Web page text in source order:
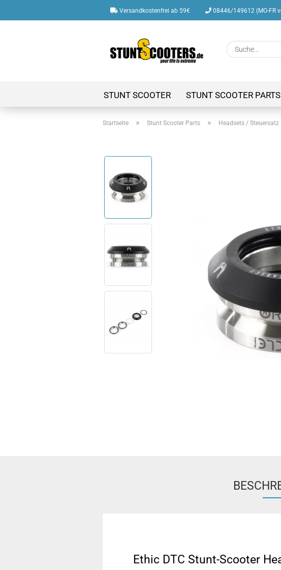
Versandkostenfrei ab 59€ 08446/149612 (MO-FR
STUNT SCOOTER STUNT SCOOTER PARTS
Startseite » Stunt Scooter Parts » Headsets / Steuersatz
Ethic DTC Stunt-Scooter